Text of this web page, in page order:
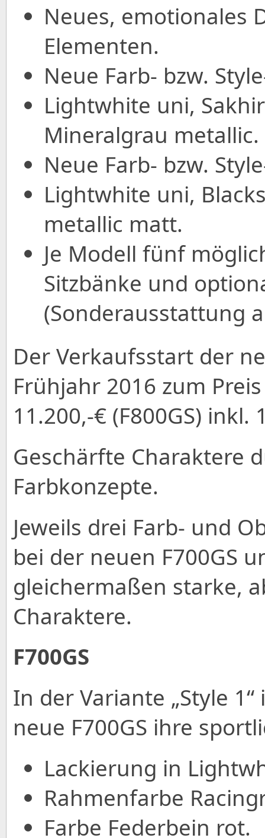
Neues, emotionales
Elementen.
Neue Farb- bzw.
Lightwhite uni,
Mineralgrau metallic.
Neue Farb- bzw.
Lightwhite uni,
metallic matt.
Je Modell fünf
Sitzbänke und
(Sonderausstattung
Der Verkaufsstart der
Frühjahr 2016 zum
11.200,-€ (F800GS) inkl.
Geschärfte Charaktere
Farbkonzepte.
Jeweils drei Farb- und
bei der neuen F700GS
gleichermaßen starke,
Charaktere.
F700GS
In der Variante „Style
neue F700GS ihre
Lackierung in
Rahmenfarbe
Farbe Federbein rot.